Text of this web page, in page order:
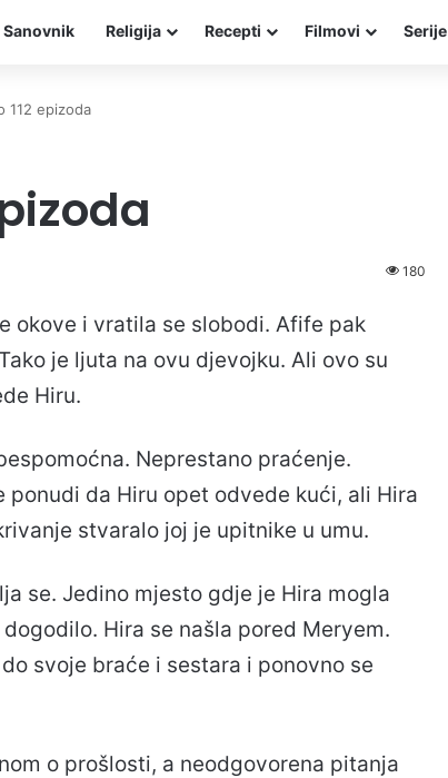
Sanovnik Religija Recepti Filmovi Serije
112 epizoda
180
okove i vratila se slobodi. Afife pak
je ljuta na ovu djevojku. Ali ovo su
Hiru.
Neprestano praćenje.
ponudi da Hiru opet odvede kući, ali Hira
stvaralo joj je upitnike u umu.
se. Jedino mjesto gdje je Hira mogla
Hira se našla pored Meryem.
svoje braće i sestara i ponovno se
o prošlosti, a neodgovorena pitanja